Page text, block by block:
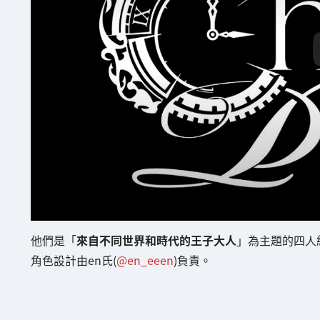
他們是「來自不同世界和時代的王子大人 」為主題的四
角色設計由en氏(@en_eeen)負責。